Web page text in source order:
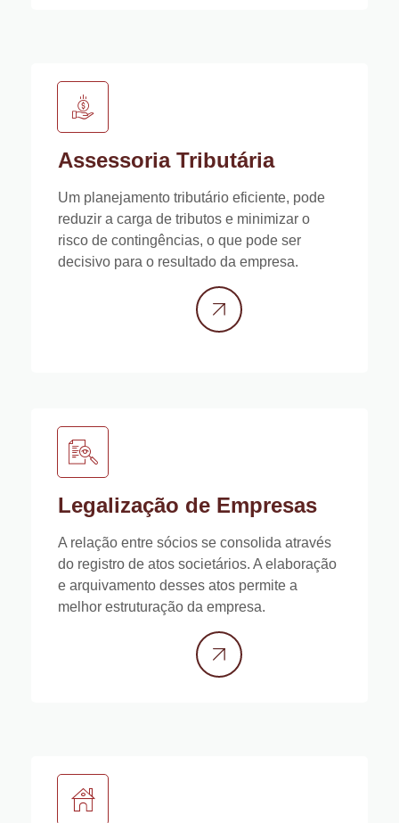
Assessoria Tributária
Um planejamento tributário eficiente, pode
reduzir a carga de tributos e minimizar o
risco de contingências, o que pode ser
decisivo para o resultado da empresa.
Legalização de Empresas
A relação entre sócios se consolida através
do registro de atos societários. A elaboração
e arquivamento desses atos permite a
melhor estruturação da empresa.